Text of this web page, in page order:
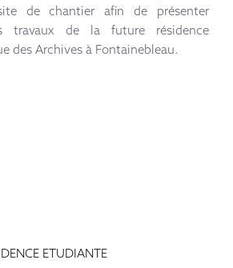
de chantier afin de présenter
travaux de la future résidence
des Archives à Fontainebleau.
ETUDIANTE